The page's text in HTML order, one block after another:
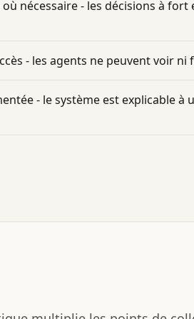
nécessaire - les décisions à
- les agents ne peuvent voir
- le système est explicable à